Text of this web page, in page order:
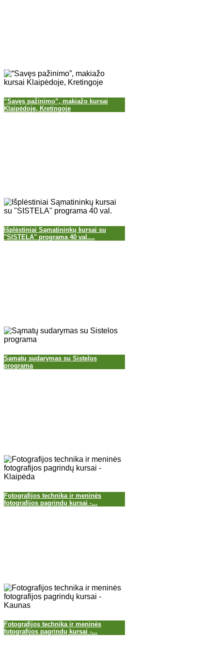
“Savęs pažinimo”, makiažo kursai
Klaipėdoje, Kretingoje
Išplėstiniai Sąmatininkų kursai su
"SISTELA" programa 40 val....
Sąmatų sudarymas su Sistelos
programa
Fotografijos technika ir meninės
fotografijos pagrindų kursai -...
Fotografijos technika ir meninės
fotografijos pagrindų kursai -...